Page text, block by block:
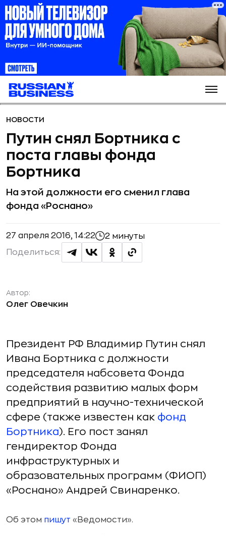
НОВОСТИ
Путин снял Бортника с
поста главы фонда
Бортника
На этой должности его сменил глава
фонда «Роснано»
27 апреля 2016, 14:22 2 минуты
Поделиться:
Автор:
Олег Овечкин
Президент РФ Владимир Путин снял
Ивана Бортника с должности
председателя набсовета Фонда
содействия развитию малых форм
предприятий в научно-технической
сфере (также известен как фонд
Бортника). Его пост занял
гендиректор Фонда
инфраструктурных и
образовательных программ (ФИОП)
«Роснано» Андрей Свинаренко.
Об этом пишут «Ведомости».